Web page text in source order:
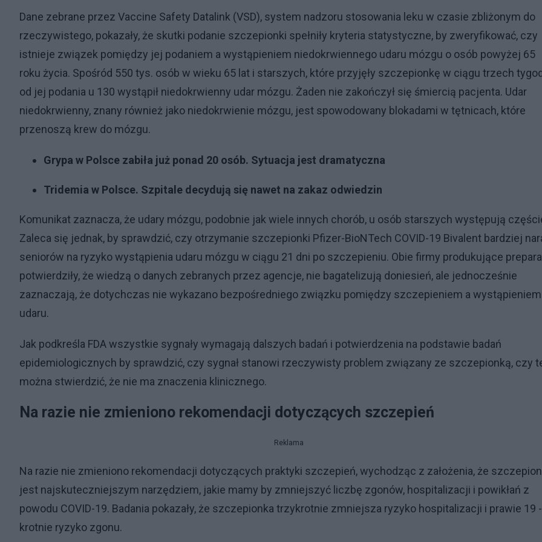
Dane zebrane przez Vaccine Safety Datalink (VSD), system nadzoru stosowania leku w czasie zbliżonym do
rzeczywistego, pokazały, że skutki podanie szczepionki spełniły kryteria statystyczne, by zweryfikować, czy
istnieje związek pomiędzy jej podaniem a wystąpieniem niedokrwiennego udaru mózgu o osób powyżej 65
roku życia. Spośród 550 tys. osób w wieku 65 lat i starszych, które przyjęły szczepionkę w ciągu trzech
od jej podania u 130 wystąpił niedokrwienny udar mózgu. Żaden nie zakończył się śmiercią pacjenta. Udar
niedokrwienny, znany również jako niedokrwienie mózgu, jest spowodowany blokadami w tętnicach, które
przenoszą krew do mózgu.
Grypa w Polsce zabiła już ponad 20 osób. Sytuacja jest dramatyczna
Tridemia w Polsce. Szpitale decydują się nawet na zakaz odwiedzin
Komunikat zaznacza, że udary mózgu, podobnie jak wiele innych chorób, u osób starszych występują
Zaleca się jednak, by sprawdzić, czy otrzymanie szczepionki Pfizer-BioNTech COVID-19 Bivalent bardziej
seniorów na ryzyko wystąpienia udaru mózgu w ciągu 21 dni po szczepieniu. Obie firmy produkujące
potwierdziły, że wiedzą o danych zebranych przez agencje, nie bagatelizują doniesień, ale jednocześnie
zaznaczają, że dotychczas nie wykazano bezpośredniego związku pomiędzy szczepieniem a wystąpieniem
udaru.
Jak podkreśla FDA wszystkie sygnały wymagają dalszych badań i potwierdzenia na podstawie badań
epidemiologicznych by sprawdzić, czy sygnał stanowi rzeczywisty problem związany ze szczepionką, czy
można stwierdzić, że nie ma znaczenia klinicznego.
Na razie nie zmieniono rekomendacji dotyczących szczepień
Reklama
Na razie nie zmieniono rekomendacji dotyczących praktyki szczepień, wychodząc z założenia, że
jest najskuteczniejszym narzędziem, jakie mamy by zmniejszyć liczbę zgonów, hospitalizacji i powikłań z
powodu COVID-19. Badania pokazały, że szczepionka trzykrotnie zmniejsza ryzyko hospitalizacji i prawie 19 -
krotnie ryzyko zgonu.